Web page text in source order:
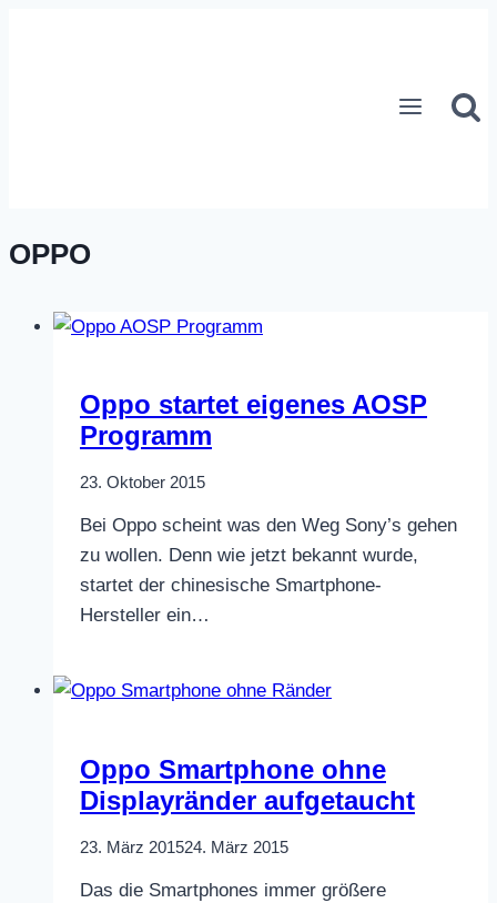
OPPO
Oppo startet eigenes AOSP
Programm
23. Oktober 2015
Bei Oppo scheint was den Weg Sony’s gehen
zu wollen. Denn wie jetzt bekannt wurde,
startet der chinesische Smartphone-
Hersteller ein…
Oppo Smartphone ohne
Displayränder aufgetaucht
23. März 201524. März 2015
Das die Smartphones immer größere